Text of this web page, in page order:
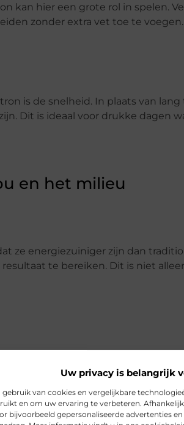
Uw privacy is belangrijk
gebruik van cookies en vergelijkbare
en om uw ervaring te verbeteren.
bijvoorbeeld gepersonaliseerde advertenties
kan hier een grote rol in spelen.
zonder extra vet toe te
is de snelheid. In plaats van
Dit is ideaal voor drukke dagen
en het milieu
ze energiezuiniger zijn dan
te bereiken. Dit is niet
door gebruik te maken
jij kiest voor een nieuwe